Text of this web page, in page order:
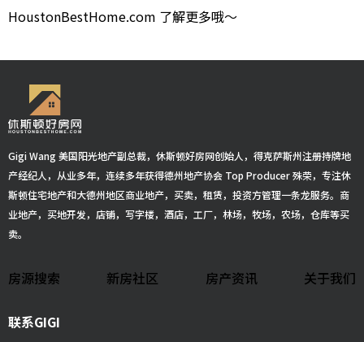
HoustonBestHome.com 了解更多哦～
Gigi Wang 美国阳光地产副总裁，休斯顿好房网创始人，得克萨斯州注册持牌地
产经纪人，从业多年，连续多年获得德州地产协会 Top Producer 殊荣，专注休
斯顿住宅地产和大德州地区商业地产，买卖，租赁，投资方管理一条龙服务。商
业地产，买地开发，店铺，写字楼，酒店，工厂，林场，牧场，农场，仓库等买
卖。
房源搜索 新房社区 房产资讯 关于我们
联系GIGI